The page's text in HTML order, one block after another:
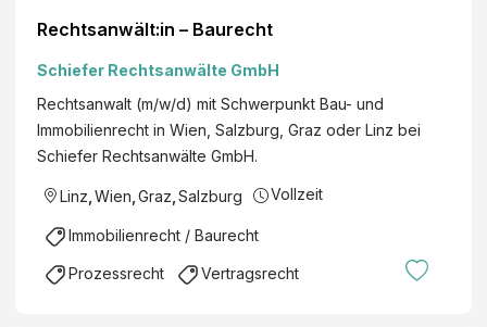
Rechtsanwält:in – Baurecht
Schiefer Rechtsanwälte GmbH
Rechtsanwalt (m/w/d) mit Schwerpunkt Bau- und
Immobilienrecht in Wien, Salzburg, Graz oder Linz bei
Schiefer Rechtsanwälte GmbH.
Linz Wien Graz Salzburg Vollzeit
Immobilienrecht / Baurecht
Prozessrecht Vertragsrecht